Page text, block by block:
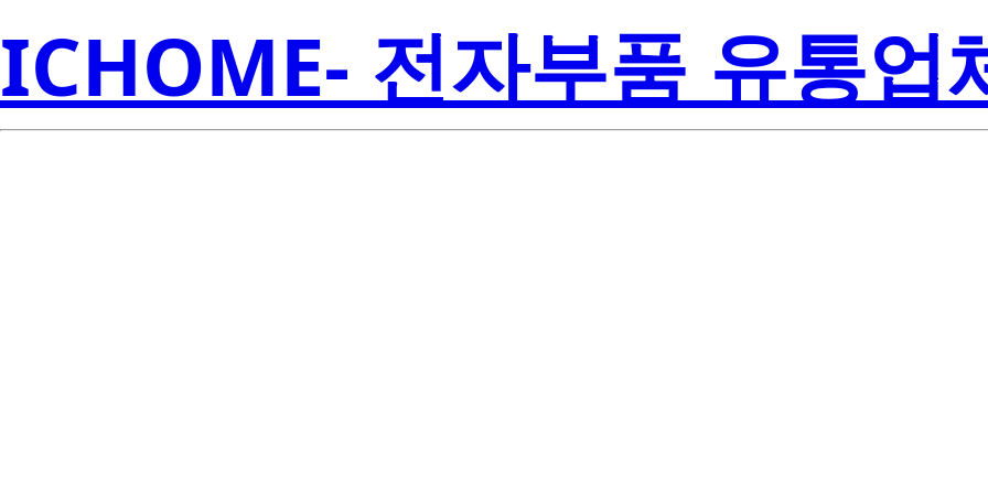
ICHOME- 전자부품 유통업